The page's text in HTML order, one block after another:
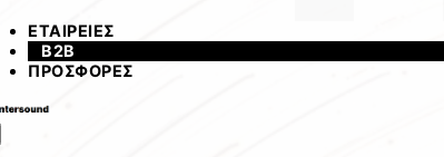
ΕΤΑΙΡΕΙΕΣ
B2B
ΠΡΟΣΦΟΡΕΣ